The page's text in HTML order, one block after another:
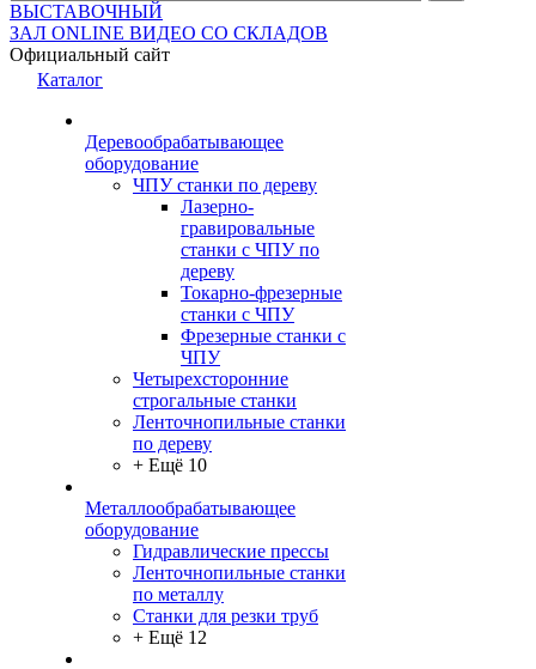
ВЫСТАВОЧНЫЙ
ЗАЛ ONLINE ВИДЕО СО СКЛАДОВ
Официальный сайт
Каталог
Деревообрабатывающее
оборудование
ЧПУ станки по дереву
Лазерно-
гравировальные
станки с ЧПУ по
дереву
Токарно-фрезерные
станки с ЧПУ
Фрезерные станки с
ЧПУ
Четырехсторонние
строгальные станки
Ленточнопильные станки
по дереву
+ Ещё 10
Металлообрабатывающее
оборудование
Гидравлические прессы
Ленточнопильные станки
по металлу
Станки для резки труб
+ Ещё 12